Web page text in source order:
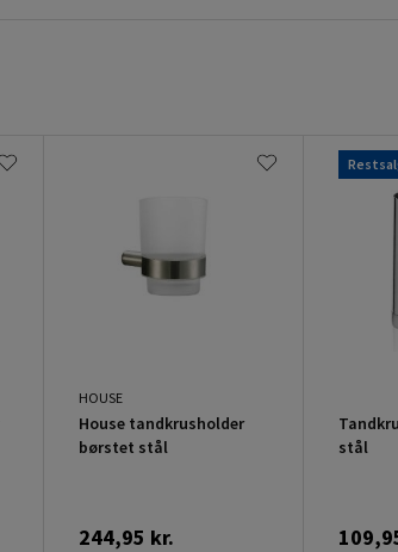
HOUSE
House tandkrusholder
børstet stål
244,95 kr.
stål